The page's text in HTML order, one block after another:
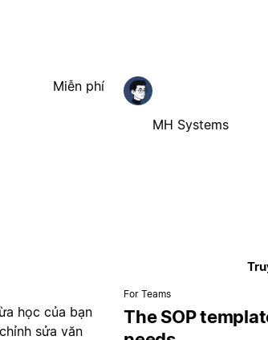
Miễn phí
MH Systems
học của bạn
sửa văn
For Teams
The SOP